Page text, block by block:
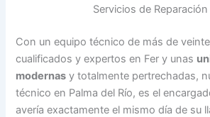
Servicios de Reparación
Con un equipo técnico de más de
cualificados y expertos en Fer y unas
modernas y totalmente pertrechadas,
técnico en Palma del Río, es el
avería exactamente el mismo día de su